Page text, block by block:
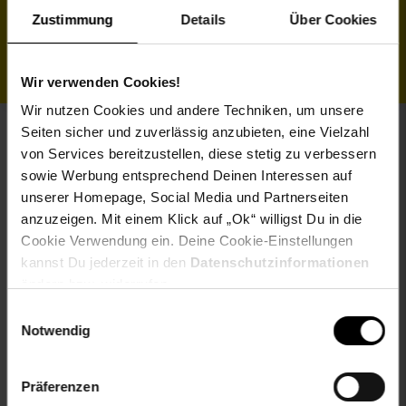
Zustimmung Details Über Cookies
Wir verwenden Cookies!
Wir nutzen Cookies und andere Techniken, um unsere
Seiten sicher und zuverlässig anzubieten, eine Vielzahl
von Services bereitzustellen, diese stetig zu verbessern
sowie Werbung entsprechend Deinen Interessen auf
unserer Homepage, Social Media und Partnerseiten
anzuzeigen. Mit einem Klick auf „Ok“ willigst Du in die
Cookie Verwendung ein. Deine Cookie-Einstellungen
kannst Du jederzeit in den Datenschutzinformationen
Notwendig
Präferenzen
Alle Filialangebote ansehen
Fußzeile
Weitere Online-Angebote
Netto Reisen TV-Shop Weinwelt